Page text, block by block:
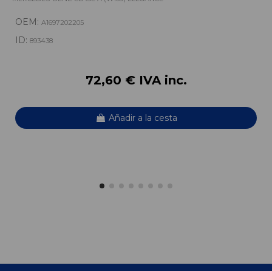
OEM: A1697202205
ID: 893438
72,60 € IVA inc.
Añadir a la cesta